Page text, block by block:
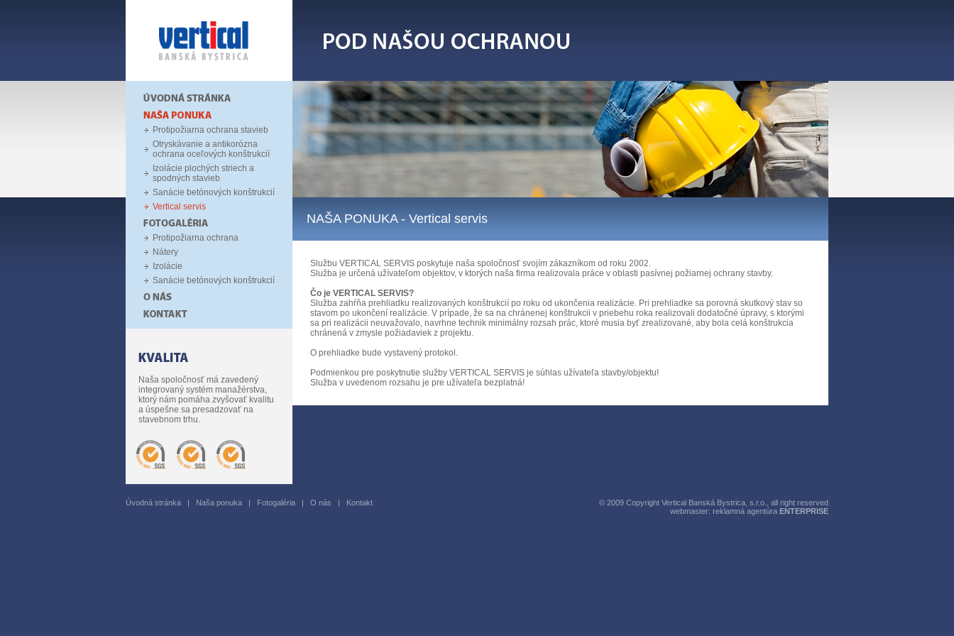
Protipožiarna ochrana stavieb
Otryskávanie a antikorózna
ochrana oceľových konštrukcií
Izolácie plochých striech a
spodných stavieb
Sanácie betónových konštrukcií
Vertical servis
Protipožiarna ochrana
Nátery
Izolácie
Sanácie betónových konštrukcií
Naša spoločnosť má zavedený
integrovaný systém manažérstva,
ktorý nám pomáha zvyšovať kvalitu
a úspešne sa presadzovať na
stavebnom trhu.
NAŠA PONUKA- Vertical servis
Službu VERTICAL SERVIS poskytuje naša spoločnosť svojím zákazníkom od roku 2002.
Služba je určená užívateľom objektov, v ktorých naša firma realizovala práce v oblasti pasívnej požiarnej ochrany stavby.
Čo je VERTICAL SERVIS?
Služba zahŕňa prehliadku realizovaných konštrukcií po roku od ukončenia realizácie. Pri prehliadke sa porovná skutkový stav so
stavom po ukončení realizácie. V prípade, že sa na chránenej konštrukcii v priebehu roka realizovali dodatočné úpravy, s ktorými
sa pri realizácii neuvažovalo, navrhne technik minimálny rozsah prác, ktoré musia byť zrealizované, aby bola celá konštrukcia
chránená v zmysle požiadaviek z projektu.
O prehliadke bude vystavený protokol.
Podmienkou pre poskytnutie služby VERTICAL SERVIS je súhlas užívateľa stavby/objektu!
Služba v uvedenom rozsahu je pre užívateľa bezplatná!
Úvodná stránka | Naša ponuka | Fotogaléria | O nás | Kontakt
© 2009 Copyright Vertical Banská Bystrica, s.r.o., all right reserved
webmaster: reklamná agentúra ENTERPRISE